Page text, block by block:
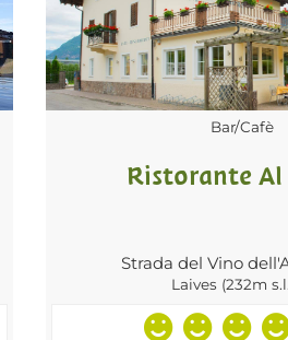
Bar/Cafè
Ristorante Al
Strada del Vino
Laives (232m